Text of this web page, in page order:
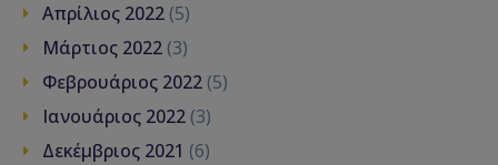
Απρίλιος 2022 (5)
Μάρτιος 2022 (3)
Φεβρουάριος 2022 (5)
Ιανουάριος 2022 (3)
Δεκέμβριος 2021 (6)